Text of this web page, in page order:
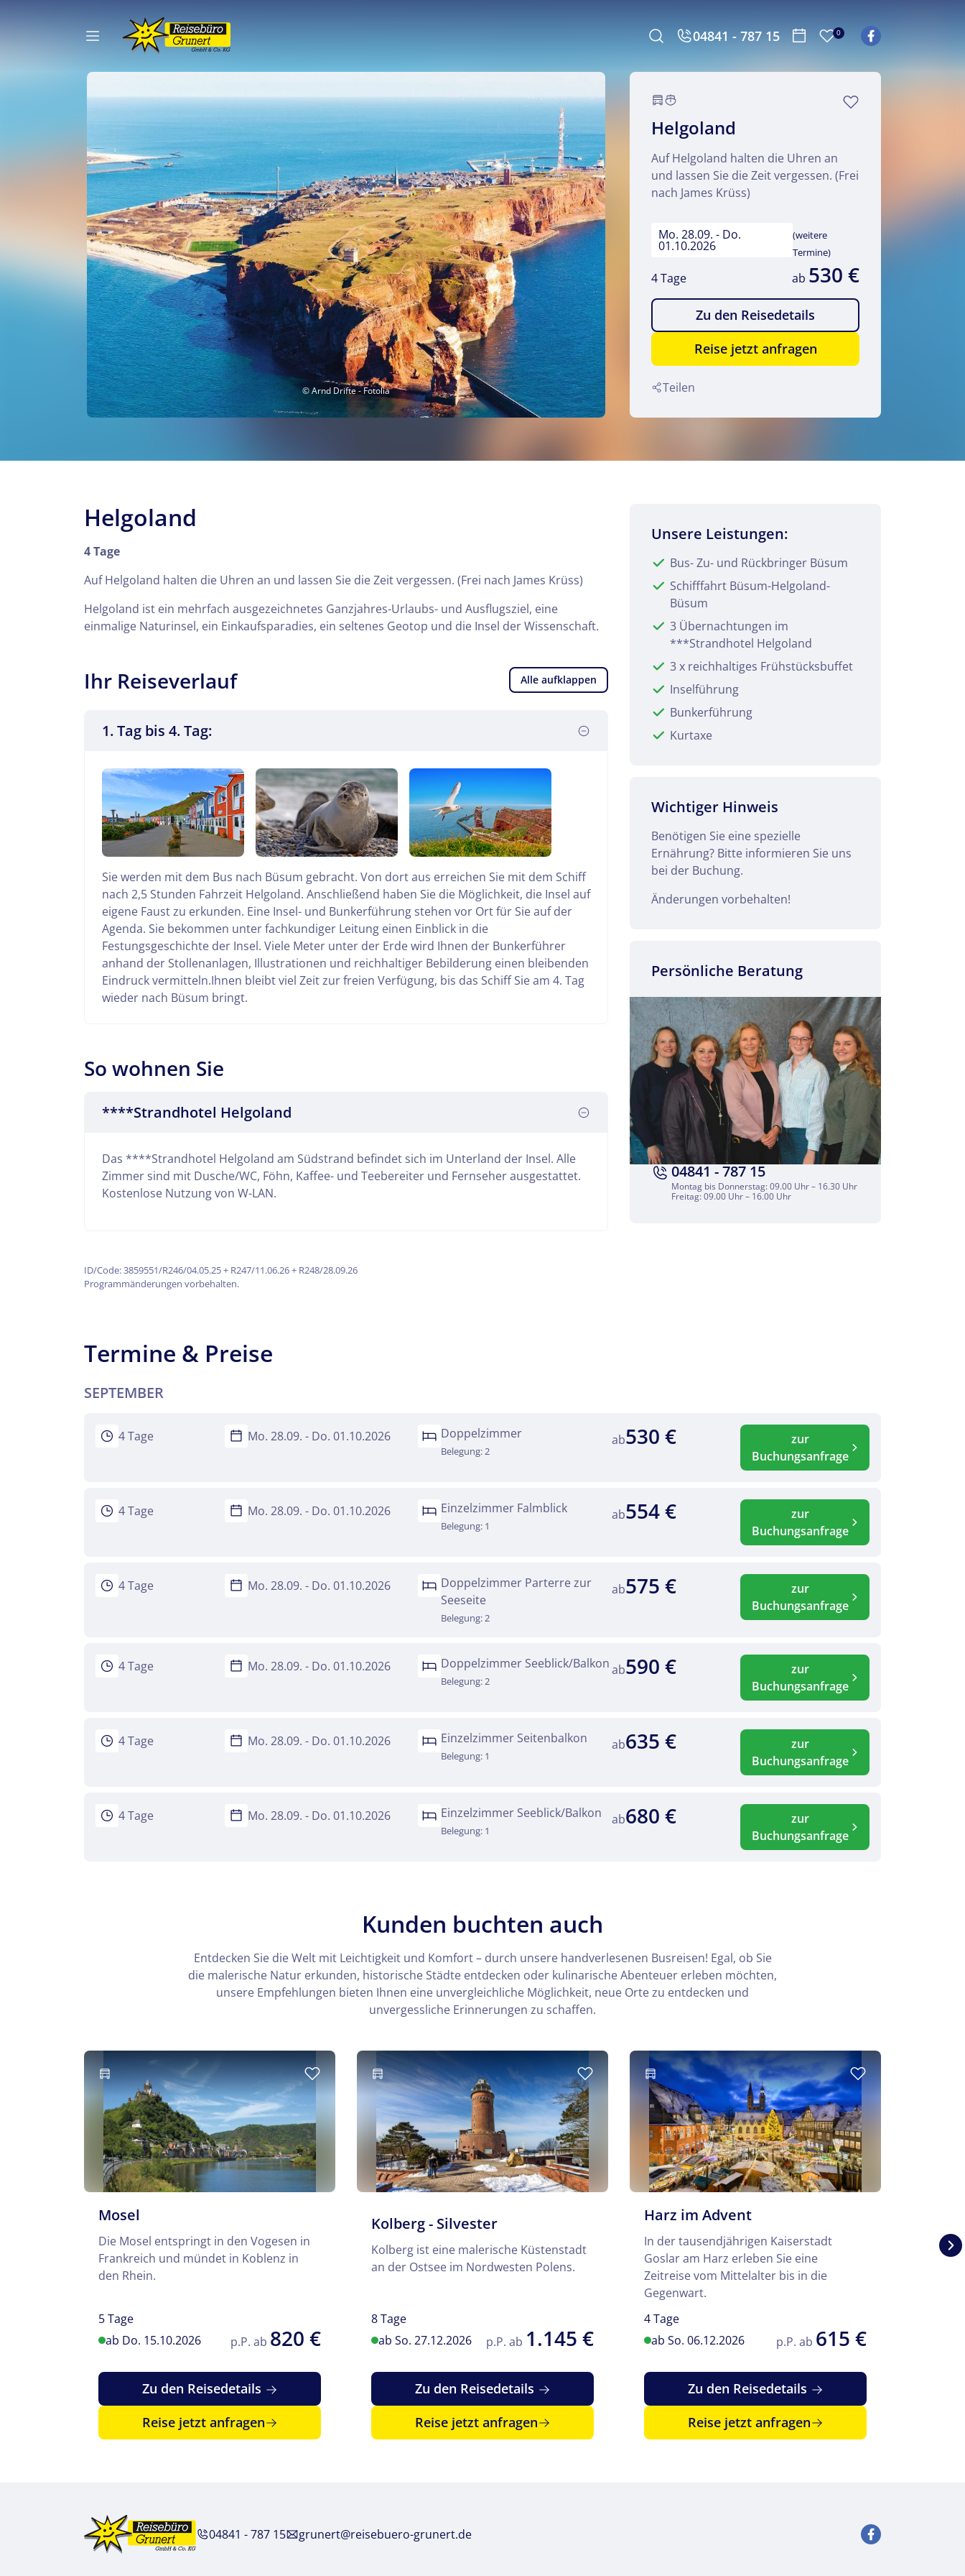
04841 - 787 15 0
Merkliste
© Arnd Drifte - Fotolia
© Arnd Drifte - Fotolia
Helgoland
Auf Helgoland halten die Uhren an
und lassen Sie die Zeit vergessen. (Frei
nach James Krüss)
Mo. 28.09. - Do.
01.10.2026
(weitere
Termine)
4 Tage ab 530 €
Zu den Reisedetails
Reise jetzt anfragen
Teilen
WhatsApp Telegram
Helgoland
4 Tage
Auf Helgoland halten die Uhren an und lassen Sie die Zeit vergessen. (Frei nach James Krüss)
Helgoland ist ein mehrfach ausgezeichnetes Ganzjahres-Urlaubs- und Ausflugsziel, eine
einmalige Naturinsel, ein Einkaufsparadies, ein seltenes Geotop und die Insel der Wissenschaft.
Ihr Reiseverlauf Alle aufklappen
1. Tag bis 4. Tag:
Sie werden mit dem Bus nach Büsum gebracht. Von dort aus erreichen Sie mit dem Schiff
nach 2,5 Stunden Fahrzeit Helgoland. Anschließend haben Sie die Möglichkeit, die Insel auf
eigene Faust zu erkunden. Eine Insel- und Bunkerführung stehen vor Ort für Sie auf der
Agenda. Sie bekommen unter fachkundiger Leitung einen Einblick in die
Festungsgeschichte der Insel. Viele Meter unter der Erde wird Ihnen der Bunkerführer
anhand der Stollenanlagen, Illustrationen und reichhaltiger Bebilderung einen bleibenden
Eindruck vermitteln.Ihnen bleibt viel Zeit zur freien Verfügung, bis das Schiff Sie am 4. Tag
wieder nach Büsum bringt.
So wohnen Sie
****Strandhotel Helgoland
Das ****Strandhotel Helgoland am Südstrand befindet sich im Unterland der Insel. Alle
Zimmer sind mit Dusche/WC, Föhn, Kaffee- und Teebereiter und Fernseher ausgestattet.
Kostenlose Nutzung von W-LAN.
ID/Code: 3859551/R246/04.05.25 + R247/11.06.26 + R248/28.09.26
Programmänderungen vorbehalten.
Unsere Leistungen:
Bus- Zu- und Rückbringer Büsum
Schifffahrt Büsum-Helgoland-
Büsum
3 Übernachtungen im
***Strandhotel Helgoland
3 x reichhaltiges Frühstücksbuffet
Inselführung
Bunkerführung
Kurtaxe
Wichtiger Hinweis
Benötigen Sie eine spezielle
Ernährung? Bitte informieren Sie uns
bei der Buchung.
Änderungen vorbehalten!
Persönliche Beratung
04841 - 787 15
Montag bis Donnerstag: 09.00 Uhr – 16.30 Uhr
Freitag: 09.00 Uhr – 16.00 Uhr
Termine & Preise
SEPTEMBER
4 Tage Mo. 28.09. - Do. 01.10.2026 Doppelzimmer
Belegung: 2
ab530 €
zur
Buchungsanfrage
4 Tage Mo. 28.09. - Do. 01.10.2026 Einzelzimmer Falmblick
Belegung: 1
ab554 €
zur
Buchungsanfrage
4 Tage Mo. 28.09. - Do. 01.10.2026
Doppelzimmer Parterre zur
Seeseite
Belegung: 2
ab575 €
zur
Buchungsanfrage
4 Tage Mo. 28.09. - Do. 01.10.2026 Doppelzimmer Seeblick/Balkon
Belegung: 2
ab590 €
zur
Buchungsanfrage
4 Tage Mo. 28.09. - Do. 01.10.2026 Einzelzimmer Seitenbalkon
Belegung: 1
ab635 €
zur
Buchungsanfrage
4 Tage Mo. 28.09. - Do. 01.10.2026 Einzelzimmer Seeblick/Balkon
Belegung: 1
ab680 €
zur
Buchungsanfrage
Kunden buchten auch
Entdecken Sie die Welt mit Leichtigkeit und Komfort – durch unsere handverlesenen Busreisen! Egal, ob Sie
die malerische Natur erkunden, historische Städte entdecken oder kulinarische Abenteuer erleben möchten,
unsere Empfehlungen bieten Ihnen eine unvergleichliche Möglichkeit, neue Orte zu entdecken und
unvergessliche Erinnerungen zu schaffen.
Mosel
Die Mosel entspringt in den Vogesen in
Frankreich und mündet in Koblenz in
den Rhein.
5 Tage
ab Do. 15.10.2026
p.P. ab 820 €
Zu den Reisedetails
Reise jetzt anfragen
Kolberg - Silvester
Kolberg ist eine malerische Küstenstadt
an der Ostsee im Nordwesten Polens.
8 Tage
ab So. 27.12.2026
p.P. ab 1.145 €
Zu den Reisedetails
Reise jetzt anfragen
Harz im Advent
In der tausendjährigen Kaiserstadt
Goslar am Harz erleben Sie eine
Zeitreise vom Mittelalter bis in die
Gegenwart.
4 Tage
ab So. 06.12.2026
p.P. ab 615 €
Zu den Reisedetails
Reise jetzt anfragen
Der
mehr
04841 - 787 15 grunert@reisebuero-grunert.de